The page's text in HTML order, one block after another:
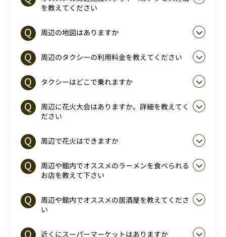
を教えてください
周辺の地図はありますか
周辺のタクシーの利用料金を教えてください
タクシーはどこで乗れますか
周辺に花火大会はありますか。詳細を教えてく
ださい
周辺で花火はできますか
周辺や館内でオススメのラーメンを食べられる
お店を教えて下さい
周辺や館内でオススメの居酒屋を教えてくださ
い
近くにスーパーマーケットはありますか